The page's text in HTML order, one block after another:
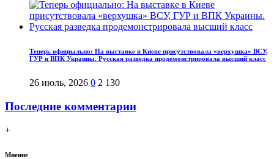
Теперь официально: На выставке в Киеве присутствовала «верхушка» ВСУ,
ГУР и ВПК Украины. Русская разведка продемонстрировала высший класс
26 июль, 2026 0 2 130
Последние комментарии
+
Мнение